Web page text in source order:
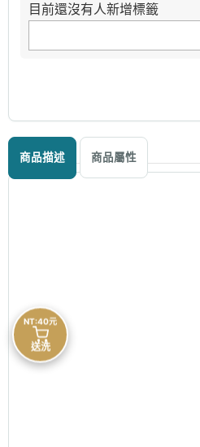
目前還沒有人新增標籤
商品描述 商品屬性
NT:40元
送洗